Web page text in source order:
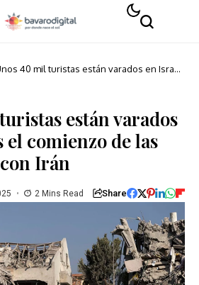
40 mil turistas están varados en Israel
están varados
comienzo de las
Irán
2 Mins Read Share